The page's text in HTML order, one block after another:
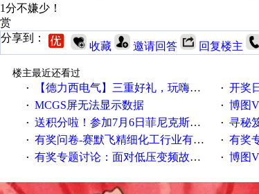
1分不嫌少！
赏
分享到：
收藏 邀请回答 回复楼主
楼主最近还看过
·
【德力西电气】三重好礼，玩嗨夏日！ · 开奖日
· MCGS屏无法显示数据 · 博图
· 送积分啦！参加7月6日菲尼克斯在线研讨会即得 · 寻秘
· 有奖问卷-赛默飞精细化工行业有奖调查来袭！ · 有奖专
· 有奖专题讨论：面对低压变频故障，老手是这样解决的！ · 博图